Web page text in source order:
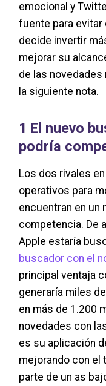
emocional y
fuente para
decide invertir
mejorar su
de las
la siguiente nota.
1 El nuevo
podría
Los dos rivales
operativos para
encuentran en un
competencia. De
Apple estaría
buscador con el
principal ventaja
generaría miles
en más de 1.200
novedades con
es su aplicación
mejorando con el
parte de un as